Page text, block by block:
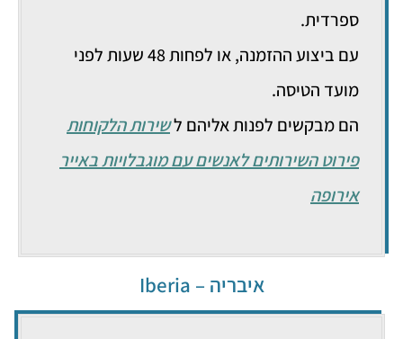
ספרדית.
עם ביצוע ההזמנה, או לפחות 48 שעות לפני
מועד הטיסה.
הם מבקשים לפנות אליהם לשירות הלקוחות
פירוט השירותים לאנשים עם מוגבלויות באייר
אירופה
איבריה – Iberia